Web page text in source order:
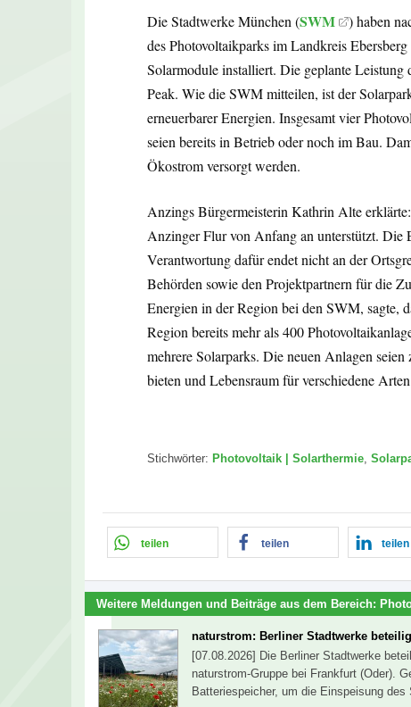
Die Stadtwerke München (SWM
) haben
des Photovoltaikparks im Landkreis
Solarmodule installiert. Die geplante
Peak. Wie die SWM mitteilen, ist der
erneuerbarer Energien. Insgesamt vier
seien bereits in Betrieb oder noch im Bau.
Ökostrom versorgt werden.
Anzings Bürgermeisterin Kathrin Alte
Anzinger Flur von Anfang an unterstützt. Die
Verantwortung dafür endet nicht an der
Behörden sowie den Projektpartnern für die
Energien in der Region bei den SWM, sagte,
Region bereits mehr als 400
mehrere Solarparks. Die neuen Anlagen
bieten und Lebensraum für verschiedene
Stichwörter: Photovoltaik | Solarthermie,
teilen teilen teilen
Weitere Meldungen und Beiträge aus dem Bereich:
naturstrom: Berliner Stadtwerke
[07.08.2026] Die Berliner Stadtwerke
naturstrom-Gruppe bei Frankfurt (Oder).
Batteriespeicher, um die Einspeisung